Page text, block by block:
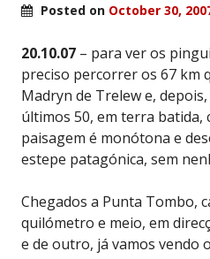
Posted on October 30,
20.10.07 – para ver os
preciso percorrer os 67 km
Madryn de Trelew e,
últimos 50, em terra batida,
paisagem é monótona e
estepe patagónica, sem
Chegados a Punta Tombo,
quilómetro e meio, em
e de outro, já vamos vendo